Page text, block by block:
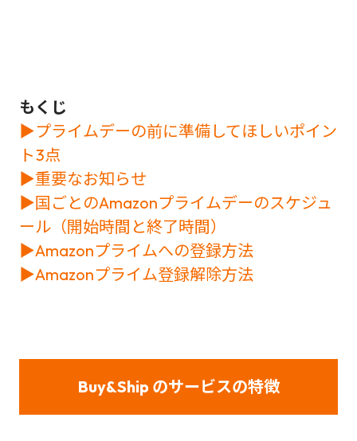
もくじ
▶︎プライムデーの前に準備してほしいポイン
ト3点
▶︎重要なお知らせ
▶︎国ごとのAmazonプライムデーのスケジュ
ール（開始時間と終了時間）
▶︎Amazonプライムへの登録方法
▶︎Amazonプライム登録解除方法
Buy&Ship のサービスの特徴